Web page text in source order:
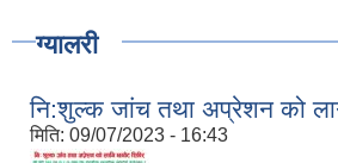
ग्यालरी
नि:शुल्क जांच तथा अप्रेशन को
मिति: 09/07/2023 - 16:43